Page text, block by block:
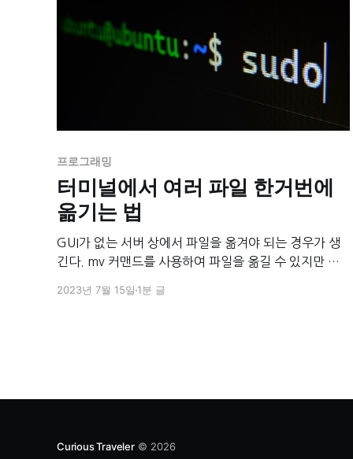
프로그래밍
터미널에서 여러 파일 한거번에
옮기는 법
GUI가 없는 서버 상에서 파일을 옮겨야 되는 경우가 생
긴다. mv 커맨드를 사용하여 파일을 옮길 수 있지만 많
포스트에서는 와일드카드를 사용해서 파일을 한거번에
2023년 7월 15일 1분 글
Curious Traveler© 2026